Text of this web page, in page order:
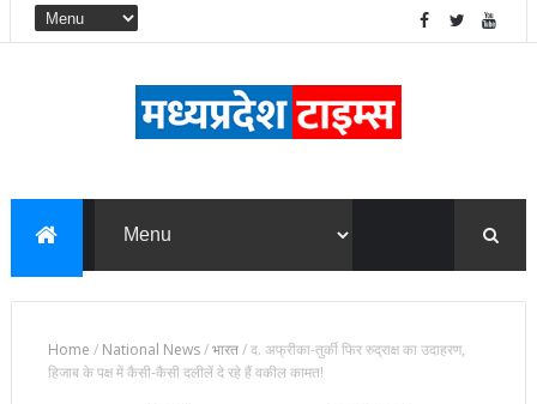
Home / National News/भारत/द. अफ्रीका-तुर्की फिर रुद्राक्ष का उदाहरण,
ह‍िजाब के पक्ष में कैसी-कैसी दलीलें दे रहे हैं वकील कामत!